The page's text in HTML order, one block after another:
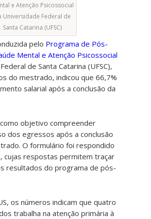
e Atenção Psicossocial
Universidade Federal de
Santa Catarina (UFSC)
pelo Programa de Pós-
Mental e Atenção Psicossocial
de Santa Catarina (UFSC),
do mestrado, indicou que 66,7%
salarial após a conclusão da
objetivo compreender
dos egressos após a conclusão
O formulário foi respondido
cujas respostas permitem traçar
resultados do programa de pós-
os números indicam que quatro
trabalha na atenção primária à